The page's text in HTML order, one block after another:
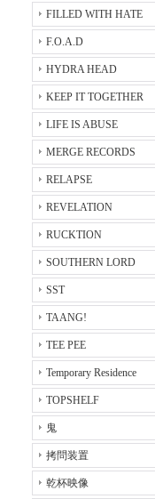
FILLED WITH HATE
F.O.A.D
HYDRA HEAD
KEEP IT TOGETHER
LIFE IS ABUSE
MERGE RECORDS
RELAPSE
REVELATION
RUCKTION
SOUTHERN LORD
SST
TAANG!
TEE PEE
Temporary Residence
TOPSHELF
鬼
拷問装置
乾杯映像